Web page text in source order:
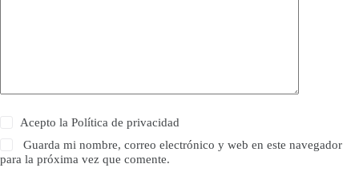
Acepto laPolítica de privacidad
Guarda mi nombre, correo electrónico y web en este navegador
para la próxima vez que comente.